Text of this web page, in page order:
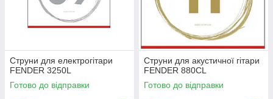
Струни для електрогітари
FENDER 3250L
Готово до відправки
Струни для акустичної гітари
FENDER 880CL
Готово до відправки